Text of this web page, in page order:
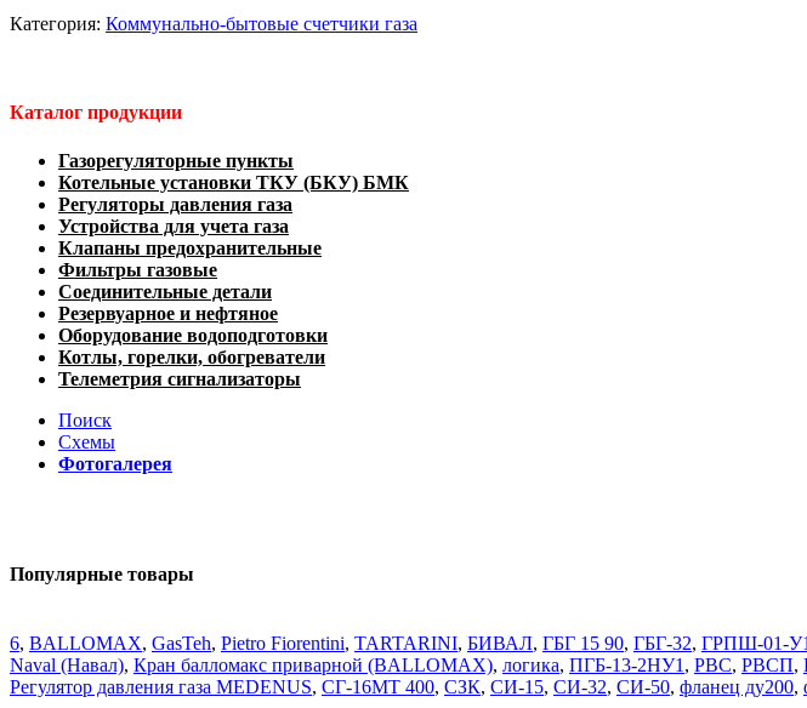
Категория: Коммунально-бытовые счетчики газа
Каталог продукции
Газорегуляторные пункты
Котельные установки ТКУ (БКУ) БМК
Регуляторы давления газа
Устройства для учета газа
Клапаны предохранительные
Фильтры газовые
Соединительные детали
Резервуарное и нефтяное
Оборудование водоподготовки
Котлы, горелки, обогреватели
Телеметрия сигнализаторы
Поиск
Схемы
Фотогалерея
Популярные товары
6, BALLOMAX, GasTeh, Pietro Fiorentini, TARTARINI, БИВАЛ, ГБГ 15 90, ГБГ-32, ГРПШ-01-У1
Naval (Навал), Кран балломакс приварной (BALLOMAX), логика, ПГБ-13-2НУ1 , РВС, РВСП,
Регулятор давления газа MEDENUS, СГ-16МТ 400, СЗК, СИ-15, СИ-32, СИ-50, фланец ду200,